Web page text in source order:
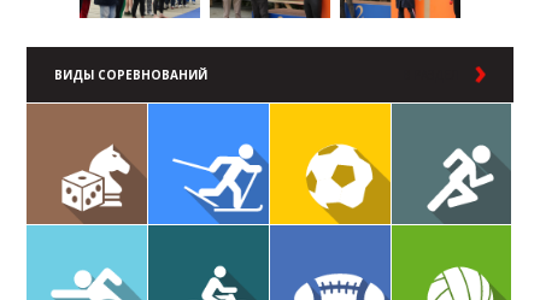
ВИДЫ СОРЕВНОВАНИЙ